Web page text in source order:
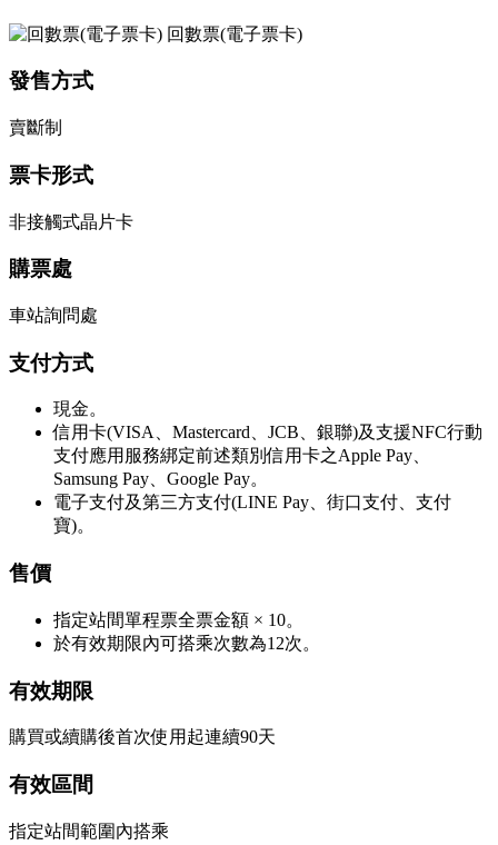
回數票(電子票卡)
發售方式
賣斷制
票卡形式
非接觸式晶片卡
購票處
車站詢問處
支付方式
現金。
信用卡(VISA、Mastercard、JCB、銀聯)及支援NFC行動
支付應用服務綁定前述類別信用卡之Apple Pay、
Samsung Pay、Google Pay。
電子支付及第三方支付(LINE Pay、街口支付、支付
寶)。
售價
指定站間單程票全票金額 × 10。
於有效期限內可搭乘次數為12次。
有效期限
購買或續購後首次使用起連續90天
有效區間
指定站間範圍內搭乘